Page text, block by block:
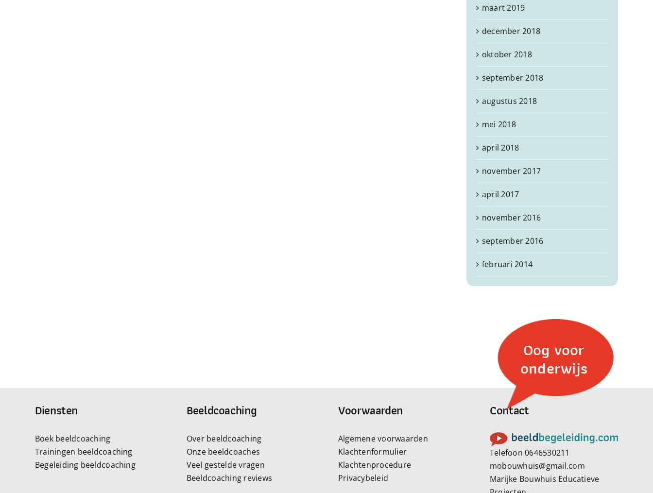
maart 2019
december 2018
oktober 2018
september 2018
augustus 2018
mei 2018
april 2018
november 2017
april 2017
november 2016
september 2016
februari 2014
Oog voor
onderwijs
Diensten
Boek beeldcoaching
Trainingen beeldcoaching
Begeleiding beeldcoaching
Beeldcoaching
Over beeldcoaching
Onze beeldcoaches
Veel gestelde vragen
Beeldcoaching reviews
Voorwaarden
Algemene voorwaarden
Klachtenformulier
Klachtenprocedure
Privacybeleid
Contact
Telefoon 0646530211
mobouwhuis@gmail.com
Marijke Bouwhuis Educatieve